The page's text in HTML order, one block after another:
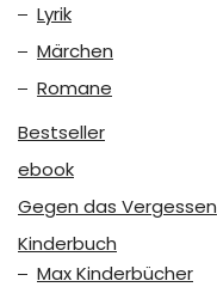
Lyrik
Märchen
Romane
Bestseller
ebook
Gegen das Vergessen
Kinderbuch
Max Kinderbücher